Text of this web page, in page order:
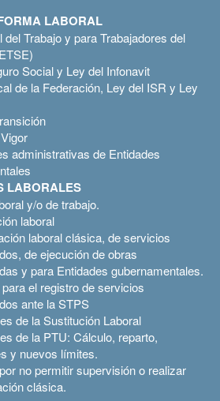
LABORAL
del Trabajo y para Trabajadores del
Social y Ley del Infonavit
de la Federación, Ley del ISR y Ley
administrativas de Entidades
LABORALES
y/o de trabajo.
laboral
laboral clásica, de servicios
de ejecución de obras
y para Entidades gubernamentales.
el registro de servicios
ante la STPS
de la Sustitución Laboral
de la PTU: Cálculo, reparto,
y nuevos límites.
no permitir supervisión o realizar
clásica.